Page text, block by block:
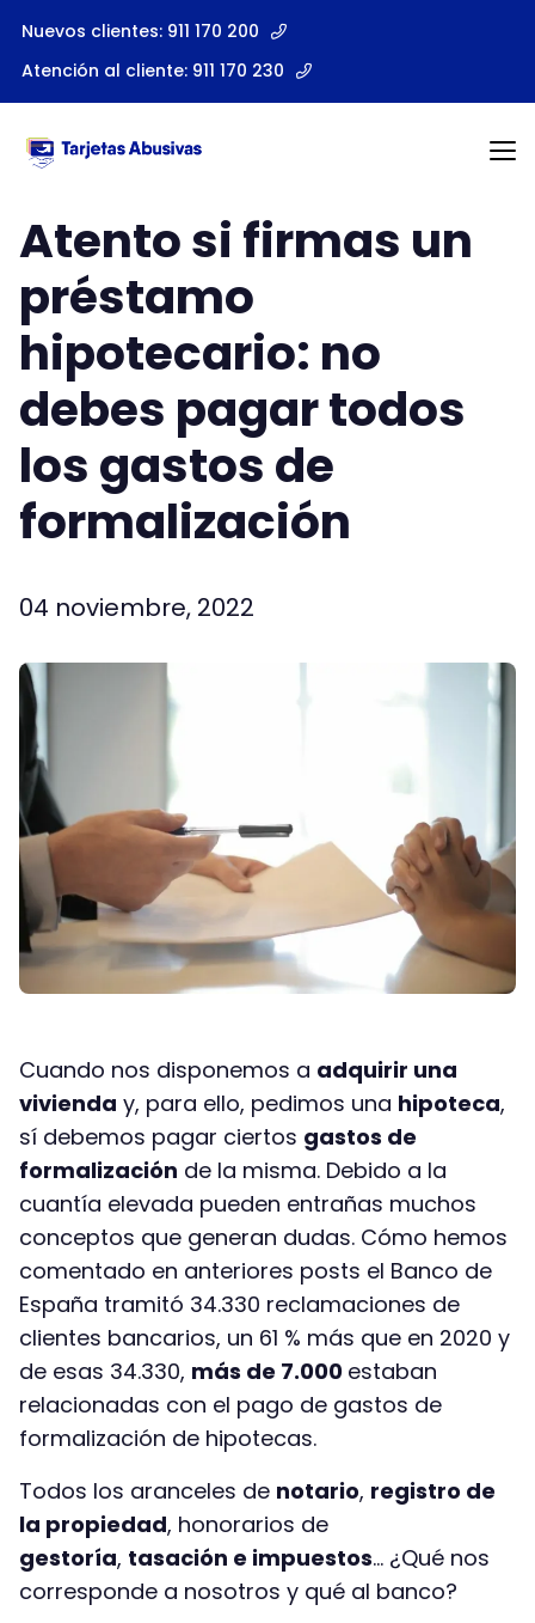
Nuevos clientes: 911 170 200
Atención al cliente: 911 170 230
TarjetasAbusivas
Atento si firmas un
préstamo
hipotecario: no
debes pagar todos
los gastos de
formalización
04 noviembre, 2022
Cuando nos disponemos a adquirir una
vivienda y, para ello, pedimos una hipoteca,
sí debemos pagar ciertos gastos de
formalización de la misma. Debido a la
cuantía elevada pueden entrañas muchos
conceptos que generan dudas. Cómo hemos
comentado en anteriores posts el Banco de
España tramitó 34.330 reclamaciones de
clientes bancarios, un 61 % más que en 2020 y
de esas 34.330, más de 7.000 estaban
relacionadas con el pago de gastos de
formalización de hipotecas.
Todos los aranceles de notario, registro de
la propiedad, honorarios de
gestoría, tasación e impuestos… ¿Qué nos
corresponde a nosotros y qué al banco?